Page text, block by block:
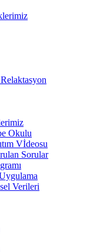
Okulu
Vİdeosu
Sorular
Verileri